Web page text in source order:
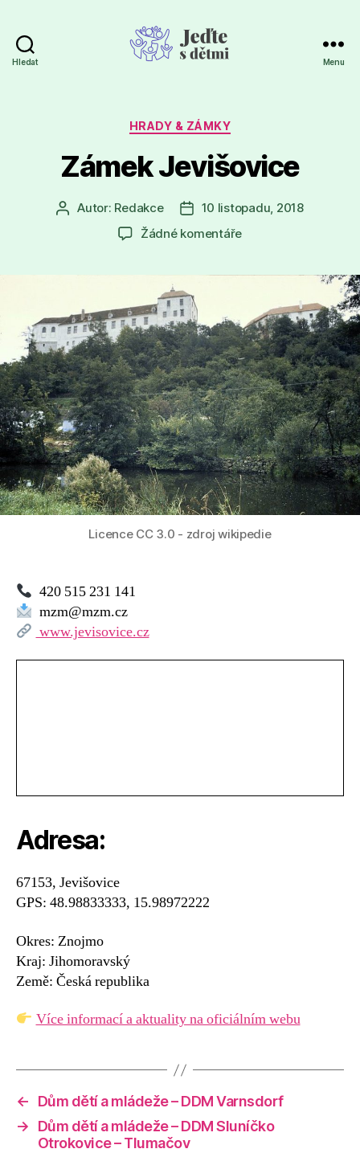
Hledat Menu
Rubriky
HRADY & ZÁMKY
Zámek Jevišovice
AutorAutor: Redakce
Datum
příspěvku
10 listopadu, 2018
Žádné komentářeu
Jevišovice
Licence CC 3.0 - zdroj wikipedie
420 515 231 141
mzm@mzm.cz
www.jevisovice.cz
Adresa:
67153, Jevišovice
GPS: 48.98833333, 15.98972222
Okres: Znojmo
Kraj: Jihomoravský
Země: Česká republika
Více informací a aktuality na oficiálním webu
←
Dům dětí a mládeže – DDM Varnsdorf
→
Dům dětí a mládeže – DDM Sluníčko
Otrokovice – Tlumačov